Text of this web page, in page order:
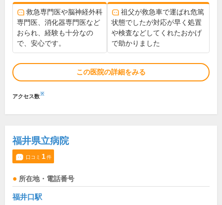
救急専門医や脳神経外科
専門医、消化器専門医など
おられ、経験も十分なの
で、安心です。
祖父が救急車で運ばれ危篤
状態でしたが対応が早く処置
や検査などしてくれたおかげ
で助かりました
この医院の詳細をみる
アクセス数※
福井県立病院
口コミ 1件
所在地・電話番号
福井口駅